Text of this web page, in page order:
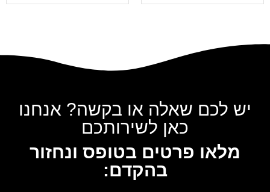
יש לכם שאלה או בקשה? אנחנו
כאן לשירותכם
מלאו פרטים בטופס ונחזור
בהקדם: